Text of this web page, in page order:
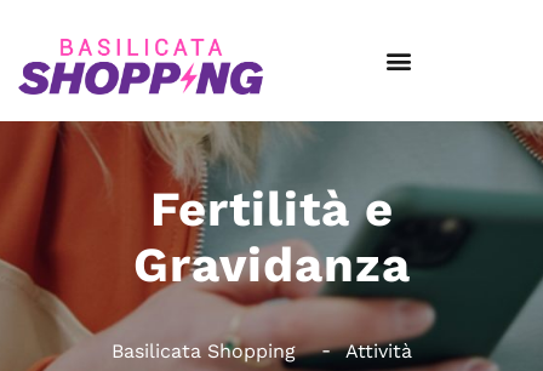
Fertilità e
Gravidanza
Basilicata Shopping
Attività